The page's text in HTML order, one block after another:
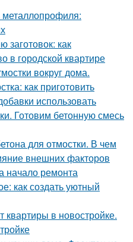
металлопрофиля:
заготовок: как
в городской квартире
вокруг дома.
как приготовить
использовать
Готовим бетонную смесь
для отмостки. В чем
внешних факторов
начало ремонта
как создать уютный
квартиры в новостройке.